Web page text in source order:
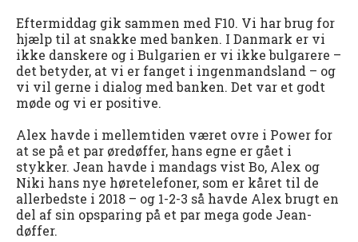
Eftermiddag gik sammen med F10. Vi har brug for
hjælp til at snakke med banken. I Danmark er vi
ikke danskere og i Bulgarien er vi ikke bulgarere –
det betyder, at vi er fanget i ingenmandsland – og
vi vil gerne i dialog med banken. Det var et godt
møde og vi er positive.
Alex havde i mellemtiden været ovre i Power for
at se på et par øredøffer, hans egne er gået i
stykker. Jean havde i mandags vist Bo, Alex og
Niki hans nye høretelefoner, som er kåret til de
allerbedste i 2018 – og 1-2-3 så havde Alex brugt en
del af sin opsparing på et par mega gode Jean-
døffer.